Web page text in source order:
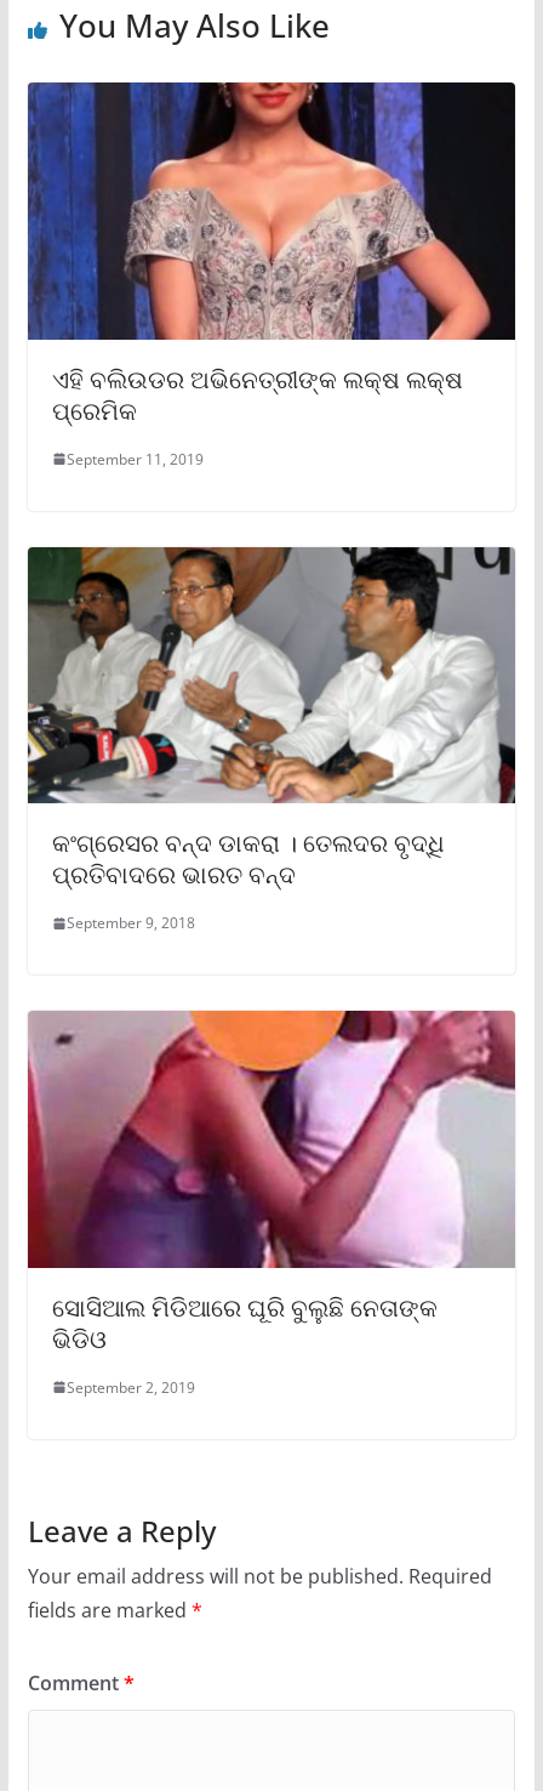
You May Also Like
ଏହି ବଲିଉଡର ଅଭିନେତ୍ରୀଙ୍କ ଲକ୍ଷ ଲକ୍ଷ
ପ୍ରେମିକ
September 11, 2019
କଂଗ୍ରେସର ବନ୍ଦ ଡାକରା । ତେଲଦର ବୃଦ୍ଧି
ପ୍ରତିବାଦରେ ଭାରତ ବନ୍ଦ
September 9, 2018
ସୋସିଆଲ ମିଡିଆରେ ଘୂରି ବୁଲୁଛି ନେତାଙ୍କ
ଭିଡିଓ
September 2, 2019
Leave a Reply
Your email address will not be published. Required
fields are marked *
Comment*